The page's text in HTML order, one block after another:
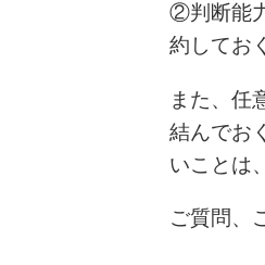
②判断能
約してお
また、任
結んでお
いことは
ご質問、